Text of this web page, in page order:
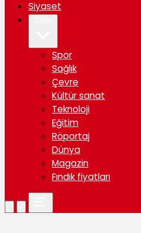
Siyaset
Spor
Sağlık
Çevre
Kültür sanat
Teknoloji
Eğitim
Röportaj
Dünya
Magazin
Fındık fiyatları